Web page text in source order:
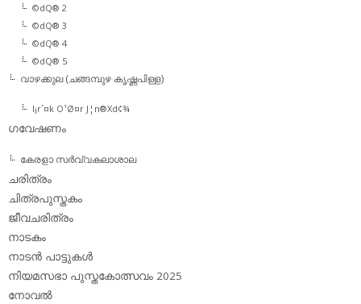
©dQ® 2
©dQ® 3
©dQ® 4
©dQ® 5
വാഴക്കുല (ചങ്ങമ്പുഴ കൃഷ്ണപിള്ള)
l¡r´¤k O¹Ø¤r J¦n®Xd¢¾
ഗവേഷണം
കേരളാ സര്‍വ്വകലാശാല
ചരിത്രം
ചിത്രപുസ്തകം
ജീവചരിത്രം
നാടകം
നാടന്‍ പാട്ടുകള്‍
നിയമസഭാ പുസ്തകോത്സവം 2025
നോവല്‍